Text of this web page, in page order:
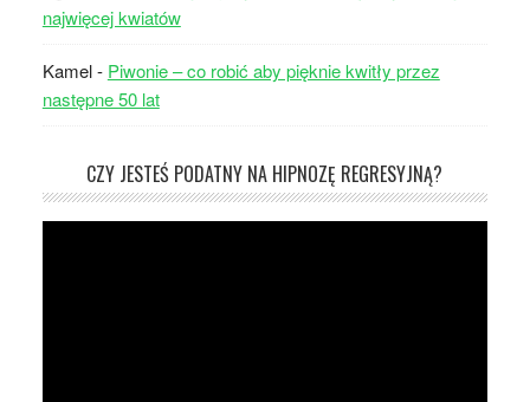
najwięcej kwiatów
Kamel- Piwonie – co robić aby pięknie kwitły przez
następne 50 lat
CZY JESTEŚ PODATNY NA HIPNOZĘ REGRESYJNĄ?